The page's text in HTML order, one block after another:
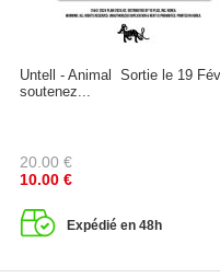
Untell - Animal Sortie le 19
soutenez...
20.00 €
10.00 €
Expédié en 48h